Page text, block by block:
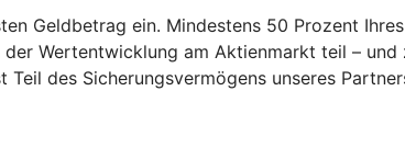
Geldbetrag ein. Mindestens 50 Prozent
Wertentwicklung am Aktienmarkt teil –
des Sicherungsvermögens unseres